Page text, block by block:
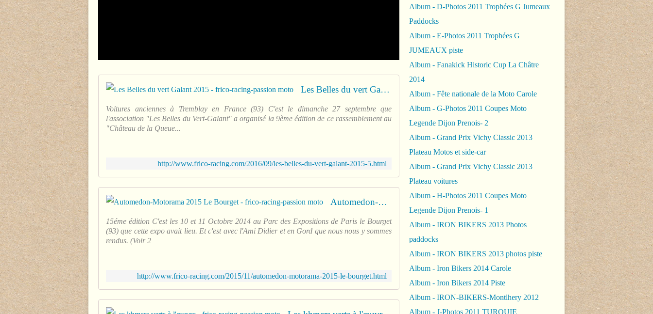
Les Belles du vert Galant 2015 - frico-racing-passion moto
Voitures anciennes à Tremblay en France (93) C'est le dimanche 27 septembre que
l'association "Les Belles du Vert-Galant" a organisé la 9ème édition de ce rassemblement au
"Château de la Queue...
http://www.frico-racing.com/2016/09/les-belles-du-vert-galant-2015-5.html
Automedon-Motorama 2015 Le Bourget - frico-racing-passion moto
15éme édition C'est les 10 et 11 Octobre 2014 au Parc des Expositions de Paris le Bourget
(93) que cette expo avait lieu. Et c'est avec l'Ami Didier et en Gord que nous nous y sommes
rendus. (Voir 2
http://www.frico-racing.com/2015/11/automedon-motorama-2015-le-bourget.html
Album - D-Photos 2011 Trophées G Jumeaux
Paddocks
Album - E-Photos 2011 Trophées G
JUMEAUX piste
Album - Fanakick Historic Cup La Châtre
2014
Album - Fête nationale de la Moto Carole
Album - G-Photos 2011 Coupes Moto
Legende Dijon Prenois- 2
Album - Grand Prix Vichy Classic 2013
Plateau Motos et side-car
Album - Grand Prix Vichy Classic 2013
Plateau voitures
Album - H-Photos 2011 Coupes Moto
Legende Dijon Prenois- 1
Album - IRON BIKERS 2013 Photos
paddocks
Album - IRON BIKERS 2013 photos piste
Album - Iron Bikers 2014 Carole
Album - Iron Bikers 2014 Piste
Album - IRON-BIKERS-Montlhery 2012
Album - J-Photos 2011 TURQUIE